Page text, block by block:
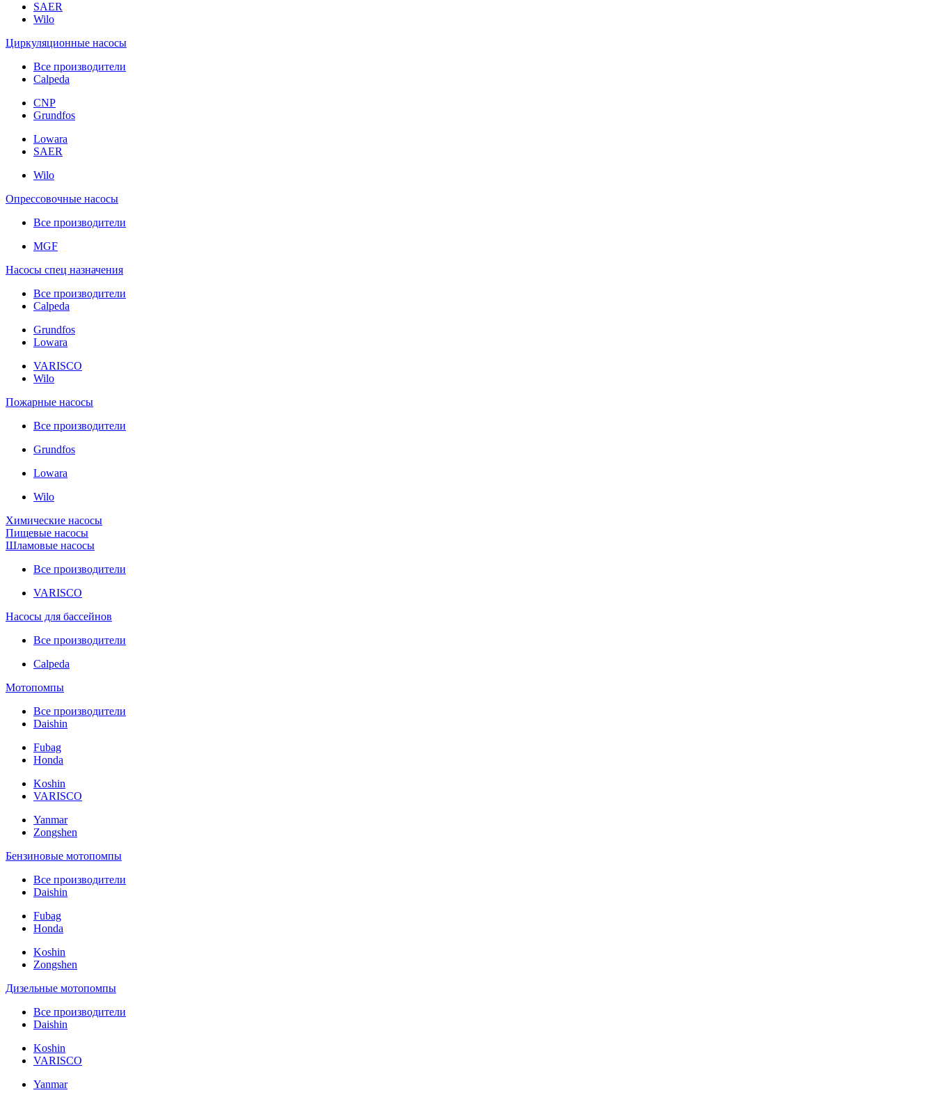
SAER
Wilo
Циркуляционные насосы
Все производители
Calpeda
CNP
Grundfos
Lowara
SAER
Wilo
Опрессовочные насосы
Все производители
MGF
Насосы спец назначения
Все производители
Calpeda
Grundfos
Lowara
VARISCO
Wilo
Пожарные насосы
Все производители
Grundfos
Lowara
Wilo
Химические насосы
Пищевые насосы
Шламовые насосы
Все производители
VARISCO
Насосы для бассейнов
Все производители
Calpeda
Мотопомпы
Все производители
Daishin
Fubag
Honda
Koshin
VARISCO
Yanmar
Zongshen
Бензиновые мотопомпы
Все производители
Daishin
Fubag
Honda
Koshin
Zongshen
Дизельные мотопомпы
Все производители
Daishin
Koshin
VARISCO
Yanmar